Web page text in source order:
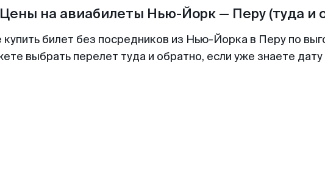
Цены на авиабилеты Нью-Йорк— Перу (туда и
билет без посредников из Нью-Йорка в Перу по
выбрать перелет туда и обратно, если уже знаете